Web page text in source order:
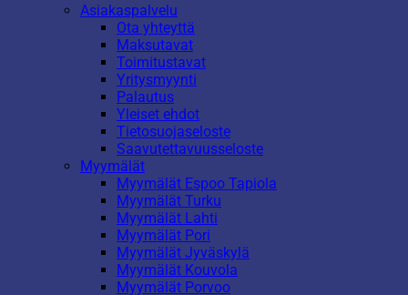
Asiakaspalvelu
Ota yhteyttä
Maksutavat
Toimitustavat
Yritysmyynti
Palautus
Yleiset ehdot
Tietosuojaseloste
Saavutettavuusseloste
Myymälät
Myymälät Espoo Tapiola
Myymälät Turku
Myymälät Lahti
Myymälät Pori
Myymälät Jyväskylä
Myymälät Kouvola
Myymälät Porvoo